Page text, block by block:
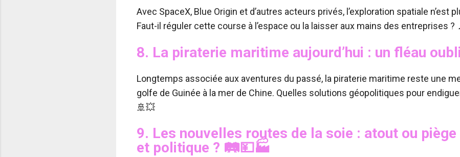
Avec SpaceX, Blue Origin et d’autres acteurs privés, l’exploration spatiale n’est
Faut-il réguler cette course à l’espace ou la laisser aux mains des entreprises ?
8. La piraterie maritime aujourd’hui : un fléau
Longtemps associée aux aventures du passé, la piraterie maritime reste une
golfe de Guinée à la mer de Chine. Quelles solutions géopolitiques pour
🚢💥
9. Les nouvelles routes de la soie : atout ou
et politique ? 🛤️💴🏭